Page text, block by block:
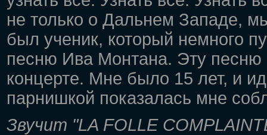
не только о Дальнем Западе,
был ученик, который немного
песню Ива Монтана. Эту
концерте. Мне было 15 лет, и
парнишкой показалась мне
Звучит "LA FOLLE